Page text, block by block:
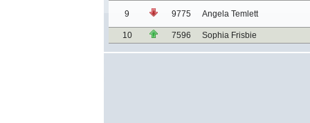
9 9775 Angela Temlett
10 7596 Sophia Frisbie